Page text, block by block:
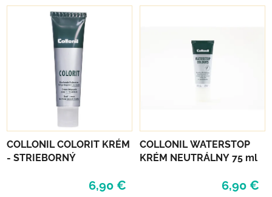
COLLONIL COLORIT KRÉM
- STRIEBORNÝ
6,90 €
COLLONIL WATERSTOP
KRÉM NEUTRÁLNY 75 ml
6,90 €